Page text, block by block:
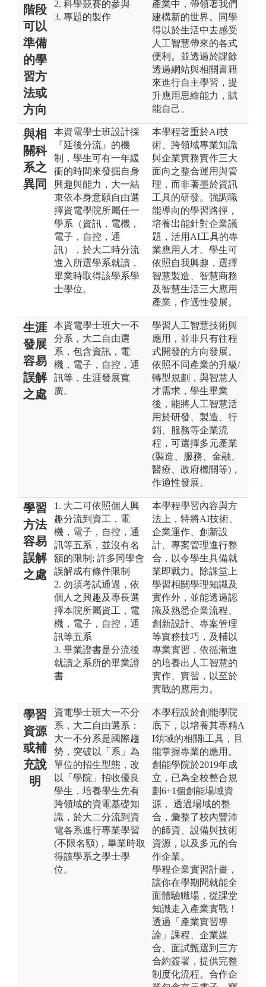
階段
可以
準備
的學
習方
法或
方向
2. 科學競賽的參與
3. 專題的製作
產業中，帶領著我們
建構新的世界。同學
得以於生活中去感受
人工智慧帶來的各式
便利。並透過於課餘
透過網站與相關書籍
來進行自主學習，提
升應用思維能力，賦
能自己。
與相
關科
系之
異同
本資電學士班設計採
『延後分流』的機
制，學生可有一年緩
衝的時間來發掘自身
興趣與能力，大一結
束依本身意願自由選
擇資電學院所屬任一
學系（資訊，電機，
電子，自控，通
訊），於大二時分流
進入所選學系就讀，
畢業時取得該學系學
士學位。
本學程著重於AI技
術、跨領域專業知識
與企業實務實作三大
面向之整合運用與管
理，而非著墨於資訊
工具的研發。強調職
能導向的學習路徑，
培養出能針對企業議
題，活用AI工具的專
業應用人才。學生可
依照自我興趣，選擇
智慧製造、智慧商務
及智慧生活三大應用
產業，作適性發展。
生涯
發展
容易
誤解
之處
本資電學士班大一不
分系，大二自由選
系，包含資訊，電
機，電子，自控，通
訊等，生涯發展寬
廣。
學習人工智慧技術與
應用，並非只有往程
式開發的方向發展。
依照不同產業的升級/
轉型規劃，與智慧人
才需求，學生畢業
後，能將人工智慧活
用於研發、製造、行
銷、服務等企業流
程，可選擇多元產業
(製造、服務、金融、
醫療、政府機關等)，
作適性發展。
學習
方法
容易
誤解
之處
1. 大二可依照個人興
趣分流到資工，電
機，電子，自控，通
訊等五系，並沒有名
額的限制; 許多同學會
誤解成有條件限制
2. 勿須考試通過，依
個人之興趣及專長選
擇本院所屬資工，電
機，電子，自控，通
訊等五系
3. 畢業證書是分流後
就讀之系所的畢業證
書
本學程學習內容與方
法上，特將AI技術、
企業運作、創新設
計、專案管理進行整
合，以令學生具備就
業即戰力。除課堂上
學習相關學理知識及
實作外，並能透過認
識及熟悉企業流程、
創新設計、專案管理
等實務技巧，及輔以
專業實習，依循漸進
的培養出人工智慧的
實作、實習，以至於
實戰的應用力。
學習
資源
或補
充說
明
資電學士班大一不分
系，大二自由選系：
大一不分系是國際趨
勢，突破以「系」為
單位的招生型態，改
以「學院」招收優良
學生，培養學生先有
跨領域的資電基礎知
識，於大二分流到資
電各系進行專業學習
(不限名額)，畢業時取
得該學系之學士學
位。
本學程設於創能學院
底下，以培養其專精A
I領域的相關i工具，且
能掌握專業的應用。
創能學院於2019年成
立，已為全校整合規
劃6+1個創能場域資
源， 透過場域的整
合，彙整了校內豐沛
的師資、設備與技術
資源，以及多元的合
作企業。
學程企業實習計畫，
讓你在學期間就能全
面體驗職場，從課堂
知識走入產業實戰！
透過「產業實習導
論」課程、企業媒
合、面試甄選到三方
合約簽署，提供完整
制度化流程。合作企